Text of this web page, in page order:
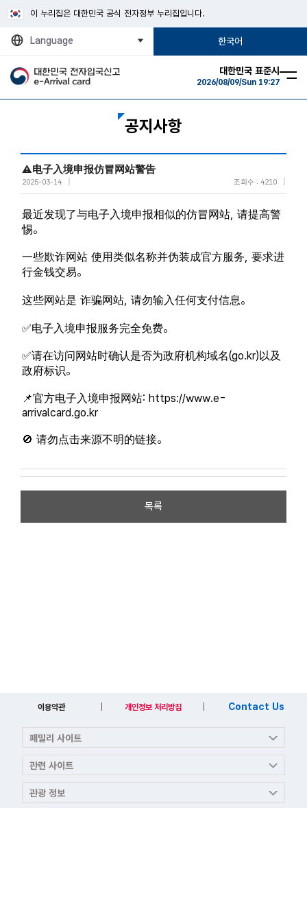
이 누리집은 대한민국 공식 전자정부 누리집입니다.
Language 한국어
대한민국 표준시
2026/08/09/Sun 19:27
공지사항
⚠电子入境申报仿冒网站警告
2025-03-14 조회수 : 4210
最近发现了与电子入境申报相似的仿冒网站, 请提高警
惕。
一些欺诈网站 使用类似名称并伪装成官方服务, 要求进
行金钱交易。
这些网站是 诈骗网站, 请勿输入任何支付信息。
✅电子入境申报服务完全免费。
✅请在访问网站时确认是否为政府机构域名(go.kr)以及
政府标识。
📌官方电子入境申报网站: https://www.e-
arrivalcard.go.kr
🚫 请勿点击来源不明的链接。
목록
이용약관 개인정보 처리방침 Contact Us